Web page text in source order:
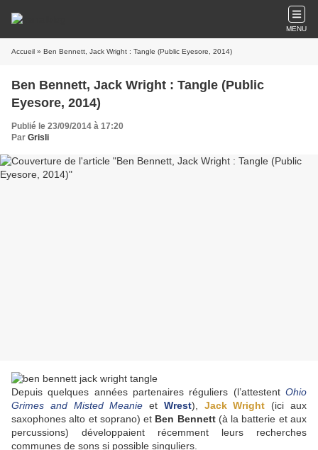
MENU
Accueil » Ben Bennett, Jack Wright : Tangle (Public Eyesore, 2014)
Ben Bennett, Jack Wright : Tangle (Public
Eyesore, 2014)
Publié le 23/09/2014 à 17:20
Par Grisli
Depuis quelques années partenaires réguliers (l’attestent Ohio
Grimes and Misted Meanie et Wrest), Jack Wright (ici aux
saxophones alto et soprano) et Ben Bennett(à la batterie et aux
percussions) développaient récemment leurs recherches
communes de sons si possible singuliers.